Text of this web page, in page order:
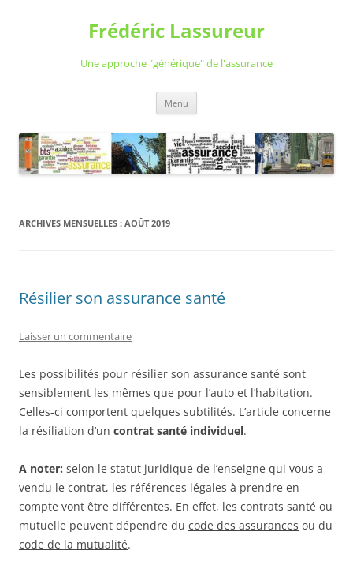
Frédéric Lassureur
Une approche "générique" de l'assurance
Menu
ARCHIVES MENSUELLES : AOÛT 2019
Résilier son assurance santé
Laisser un commentaire
Les possibilités pour résilier son assurance santé sont
sensiblement les mêmes que pour l’auto et l’habitation.
Celles-ci comportent quelques subtilités. L’article concerne
la résiliation d’un contrat santé individuel.
A noter: selon le statut juridique de l’enseigne qui vous a
vendu le contrat, les références légales à prendre en
compte vont être différentes. En effet, les contrats santé ou
mutuelle peuvent dépendre du code des assurances ou du
code de la mutualité.